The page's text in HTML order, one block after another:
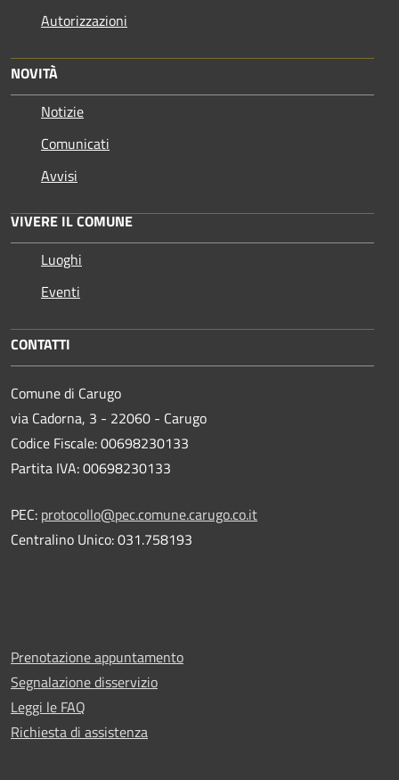
Autorizzazioni
NOVITÀ
Notizie
Comunicati
Avvisi
VIVERE IL COMUNE
Luoghi
Eventi
CONTATTI
Comune di Carugo
via Cadorna, 3 - 22060 - Carugo
Codice Fiscale: 00698230133
Partita IVA: 00698230133
PEC: protocollo@pec.comune.carugo.co.it
Centralino Unico: 031.758193
Prenotazione appuntamento
Segnalazione disservizio
Leggi le FAQ
Richiesta di assistenza